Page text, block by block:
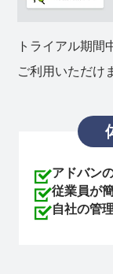
トライアル期間
ご利用いただけ
アドバン
従業員が
自社の管